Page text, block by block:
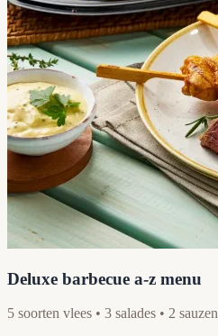
Deluxe barbecue a-z menu
5 soorten vlees • 3 salades • 2 sauzen